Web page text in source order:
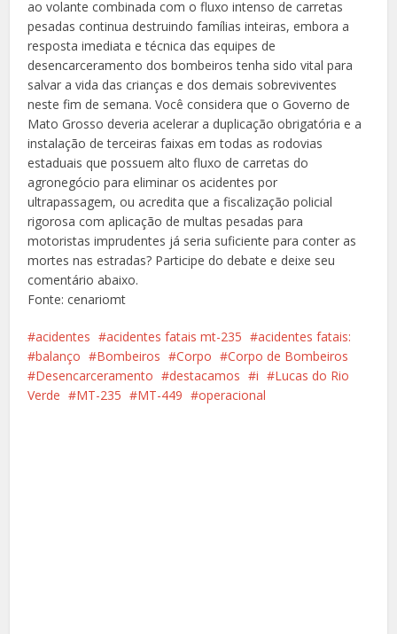
ao volante combinada com o fluxo intenso de carretas
pesadas continua destruindo famílias inteiras, embora a
resposta imediata e técnica das equipes de
desencarceramento dos bombeiros tenha sido vital para
salvar a vida das crianças e dos demais sobreviventes
neste fim de semana. Você considera que o Governo de
Mato Grosso deveria acelerar a duplicação obrigatória e a
instalação de terceiras faixas em todas as rodovias
estaduais que possuem alto fluxo de carretas do
agronegócio para eliminar os acidentes por
ultrapassagem, ou acredita que a fiscalização policial
rigorosa com aplicação de multas pesadas para
motoristas imprudentes já seria suficiente para conter as
mortes nas estradas? Participe do debate e deixe seu
comentário abaixo.
Fonte: cenariomt
acidentes acidentes fatais mt-235
acidentes fatais:
balanço
Bombeiros Corpo
Corpo de Bombeiros
Desencarceramento
destacamos i
Lucas do Rio
Verde
MT-235 MT-449 operacional